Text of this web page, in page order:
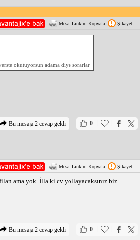
Mesaj Linkini Kopyala Şikayet
okutuyorsun adama diye sorarlar
0
Bu mesaja 2 cevap geldi
Mesaj Linkini Kopyala Şikayet
ama yok. İlla ki cv yollayacaksınız biz
0
Bu mesaja 2 cevap geldi